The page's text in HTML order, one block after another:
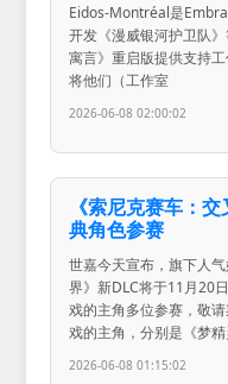
Eidos-Montréal是
开发《漫威银河护卫队
寓言》重启版提供支持
将他们（工作室
2026-06-08 02:00:02
《索尼克赛车：
典角色参赛
世嘉今天宣布，旗下人
界》新DLC将于11月20
戏的主角多位参赛，敬
戏的主角，分别是《梦精
2026-06-08 01:15:02